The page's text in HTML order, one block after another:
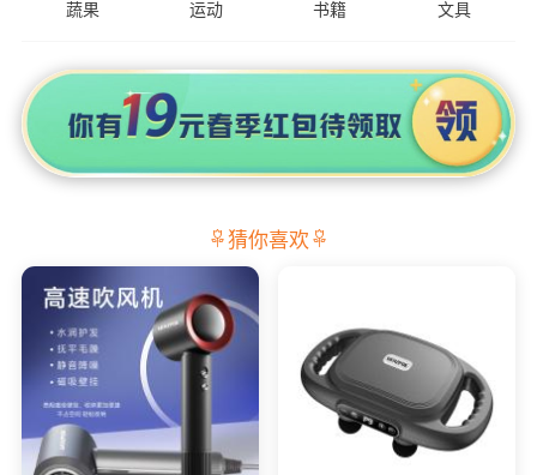
蔬果 运动 书籍 文具
猜你喜欢